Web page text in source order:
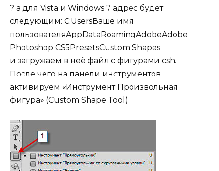
? а для Vista и Windows 7 адрес будет
следующим: C:UsersВаше имя
пользователяAppDataRoamingAdobeAdobe
Photoshop CS5PresetsCustom Shapes
и загружаем в неё файл с фигурами csh.
После чего на панели инструментов
активируем «Инструмент Произвольная
фигура» (Custom Shape Tool)